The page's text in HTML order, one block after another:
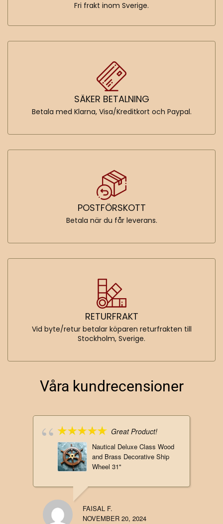
Fri frakt inom Sverige.
SÄKER BETALNING
Betala med Klarna, Visa/Kreditkort och Paypal.
POSTFÖRSKOTT
Betala när du får leverans.
RETURFRAKT
Vid byte/retur betalar köparen returfrakten till
Stockholm, Sverige.
Våra kundrecensioner
Great Product!
Nautical Deluxe Class Wood
and Brass Decorative Ship
Wheel 31"
FAISAL F.
NOVEMBER 20, 2024